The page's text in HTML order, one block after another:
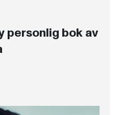
personlig bok av